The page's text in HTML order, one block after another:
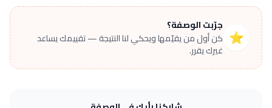
⭐
جرّبت الوصفة؟
كن أول من يقيّمها ويحكي لنا النتيجة — تقييمك يساعد
غيرك يقرر.